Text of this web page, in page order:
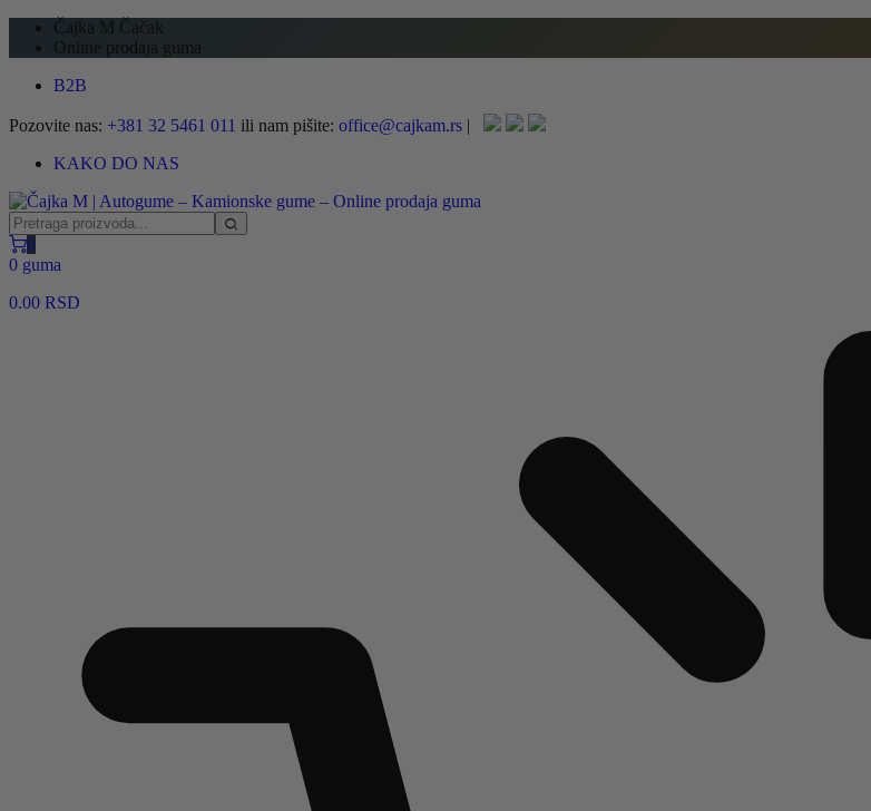
Čajka M Čačak
Online prodaja guma
B2B
Pozovite nas: +381 32 5461 011 ili nam pišite: office@cajkam.rs |
KAKO DO NAS
0
0 guma
0.00 RSD